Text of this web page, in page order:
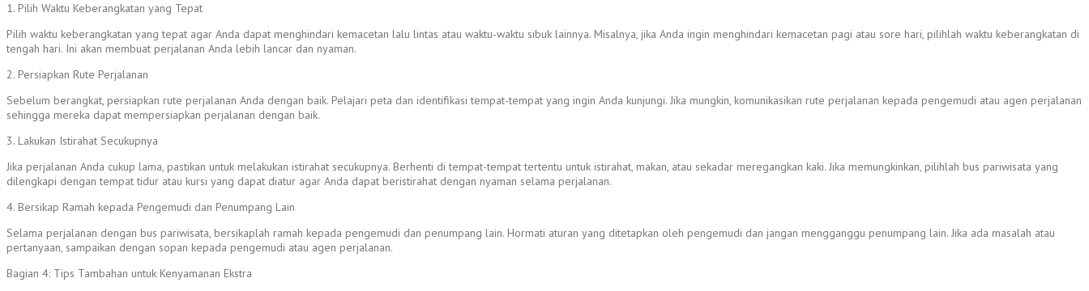
1. Pilih Waktu Keberangkatan yang Tepat
Pilih waktu keberangkatan yang tepat agar Anda dapat menghindari kemacetan lalu lintas atau waktu-waktu sibuk lainnya. Misalnya, jika Anda ingin menghindari kemacetan pagi atau sore hari, pilihlah waktu keberangkatan di
tengah hari. Ini akan membuat perjalanan Anda lebih lancar dan nyaman.
2. Persiapkan Rute Perjalanan
Sebelum berangkat, persiapkan rute perjalanan Anda dengan baik. Pelajari peta dan identifikasi tempat-tempat yang ingin Anda kunjungi. Jika mungkin, komunikasikan rute perjalanan kepada pengemudi atau agen perjalanan
sehingga mereka dapat mempersiapkan perjalanan dengan baik.
3. Lakukan Istirahat Secukupnya
Jika perjalanan Anda cukup lama, pastikan untuk melakukan istirahat secukupnya. Berhenti di tempat-tempat tertentu untuk istirahat, makan, atau sekadar meregangkan kaki. Jika memungkinkan, pilihlah bus pariwisata yang
dilengkapi dengan tempat tidur atau kursi yang dapat diatur agar Anda dapat beristirahat dengan nyaman selama perjalanan.
4. Bersikap Ramah kepada Pengemudi dan Penumpang Lain
Selama perjalanan dengan bus pariwisata, bersikaplah ramah kepada pengemudi dan penumpang lain. Hormati aturan yang ditetapkan oleh pengemudi dan jangan mengganggu penumpang lain. Jika ada masalah atau
pertanyaan, sampaikan dengan sopan kepada pengemudi atau agen perjalanan.
Bagian 4: Tips Tambahan untuk Kenyamanan Ekstra